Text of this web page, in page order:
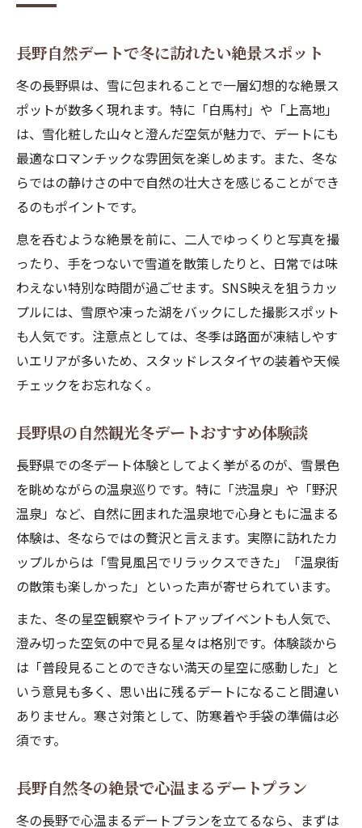
長野自然デートで冬に訪れたい絶景スポット
冬の長野県は、雪に包まれることで一層幻想的な絶景ス
ポットが数多く現れます。特に「白馬村」や「上高地」
は、雪化粧した山々と澄んだ空気が魅力で、デートにも
最適なロマンチックな雰囲気を楽しめます。また、冬な
らではの静けさの中で自然の壮大さを感じることができ
るのもポイントです。
息を呑むような絶景を前に、二人でゆっくりと写真を撮
ったり、手をつないで雪道を散策したりと、日常では味
わえない特別な時間が過ごせます。SNS映えを狙うカッ
プルには、雪原や凍った湖をバックにした撮影スポット
も人気です。注意点としては、冬季は路面が凍結しやす
いエリアが多いため、スタッドレスタイヤの装着や天候
チェックをお忘れなく。
長野県の自然観光冬デートおすすめ体験談
長野県での冬デート体験としてよく挙がるのが、雪景色
を眺めながらの温泉巡りです。特に「渋温泉」や「野沢
温泉」など、自然に囲まれた温泉地で心身ともに温まる
体験は、冬ならではの贅沢と言えます。実際に訪れたカ
ップルからは「雪見風呂でリラックスできた」「温泉街
の散策も楽しかった」といった声が寄せられています。
また、冬の星空観察やライトアップイベントも人気で、
澄み切った空気の中で見る星々は格別です。体験談から
は「普段見ることのできない満天の星空に感動した」と
いう意見も多く、思い出に残るデートになること間違い
ありません。寒さ対策として、防寒着や手袋の準備は必
須です。
長野自然冬の絶景で心温まるデートプラン
冬の長野で心温まるデートプランを立てるなら、まずは